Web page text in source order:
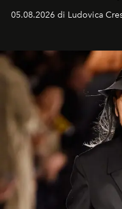
05.08.2026 di Ludovica